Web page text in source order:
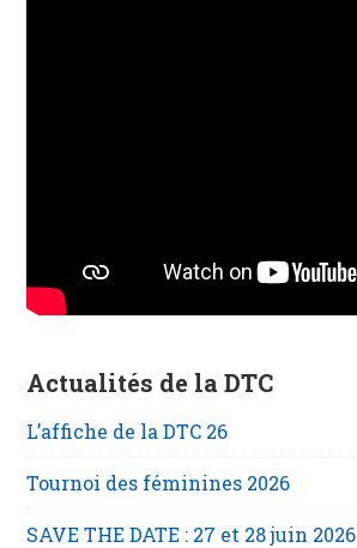
Actualités de la DTC
L’affiche de la DTC 26
Tournoi des féminines 2026
SAVE THE DATE : 27 et 28 juin 2026